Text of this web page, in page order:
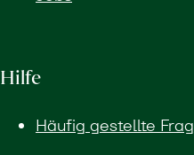
Hilfe
Häufig gestellte